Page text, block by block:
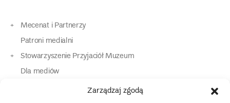
Zarządzaj zgodą
Mecenat i Partnerzy
Patroni medialni
Stowarzyszenie Przyjaciół Muzeum
Dla mediów
Dla osób o specjalnych potrzebach